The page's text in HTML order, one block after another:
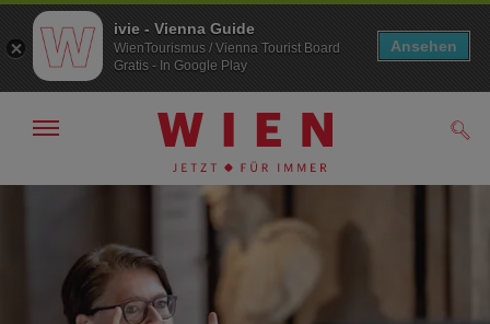
Zur
Zum
Navigation
ivie - Vienna Guide
WienTourismus / Vienna Tourist Board
Gratis - In Google Play
Ansehen